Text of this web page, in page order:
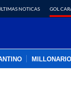
NOTICAS GOL